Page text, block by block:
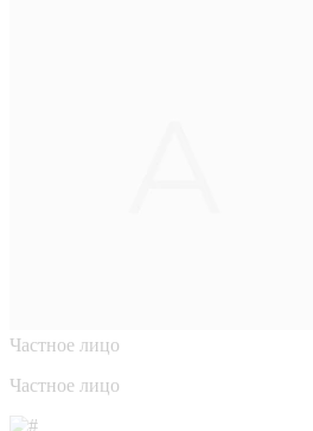
Частное лицо
Частное лицо